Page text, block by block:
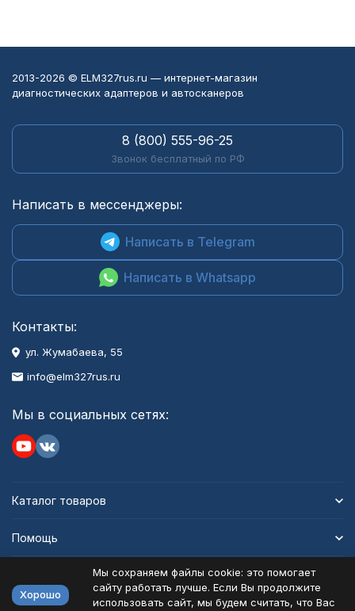
2013-2026 © ELM327rus.ru — интернет-магазин
диагностических адаптеров и автосканеров
8 (800) 555-96-25
Звонок бесплатный по РФ
Написать в мессенджеры:
Написать в Telegram
Написать в Whatsapp
Контакты:
ул. Жумабаева, 55
info@elm327rus.ru
Мы в социальных сетях:
Каталог товаров
Помощь
Хорошо
Мы сохраняем файлы cookie: это помогает
сайту работать лучше. Если Вы продолжите
использовать сайт, мы будем считать, что Вас